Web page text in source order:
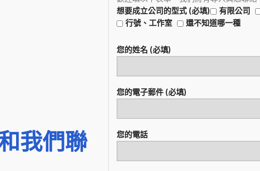
我們聯
想要成立公司的型式 (必填)
有限公司
行號、工作室
還不知道哪一種
您的姓名 (必填)
您的電子郵件 (必填)
您的電話